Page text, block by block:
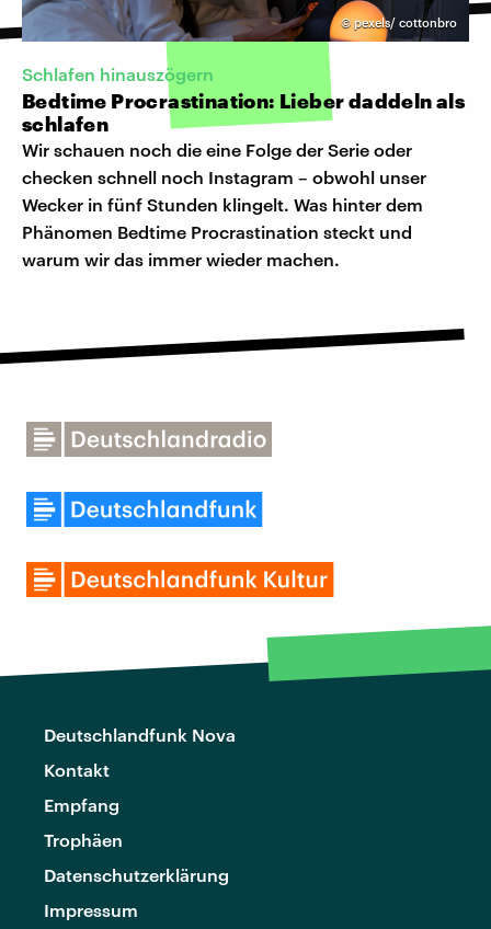
© pexels/ cottonbro
Schlafen hinauszögern
Bedtime Procrastination: Lieber daddeln als
schlafen
Wir schauen noch die eine Folge der Serie oder
checken schnell noch Instagram – obwohl unser
Wecker in fünf Stunden klingelt. Was hinter dem
Phänomen Bedtime Procrastination steckt und
warum wir das immer wieder machen.
Deutschlandfunk Nova
Kontakt
Empfang
Trophäen
Datenschutzerklärung
Impressum